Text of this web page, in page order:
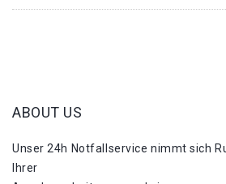
ABOUT US
Unser 24h Notfallservice nimmt sich
Ihrer